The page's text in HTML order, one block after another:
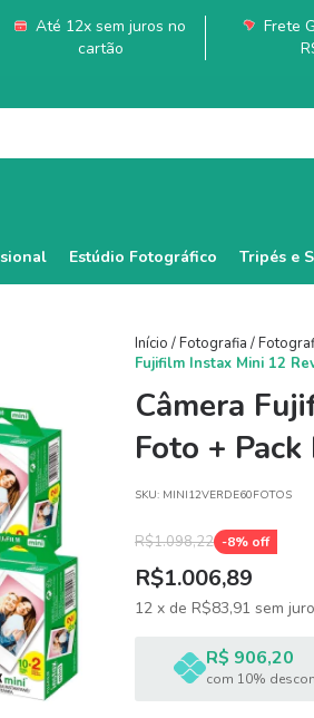
Até 12x sem juros no
cartão
Frete
Estúdio Fotográfico Tripés e
Início /Fotografia /
Fujifilm Instax Mini 12
Câmera
Foto +
SKU: MINI12VERDE60FOTOS
R$1.098,22 -8% off
R$1.006,89
12 x de R$83,91 sem
R$ 906,20
com 10%